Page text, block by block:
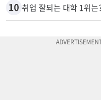
10 취업 잘되는 대학 1위